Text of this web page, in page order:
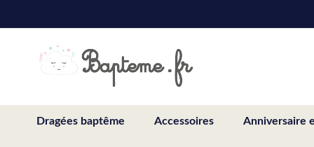
to
Dragées baptême Accessoires Anniversaire